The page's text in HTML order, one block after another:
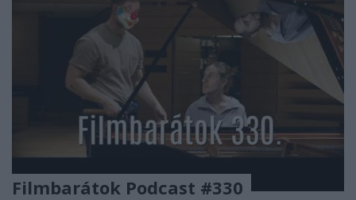
Filmbarátok Podcast #330